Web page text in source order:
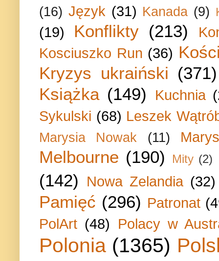
(16) Język (31) Kanada (9)
(19) Konflikty (213)
Kosciuszko Run (36)
Kryzys ukraiński (371)
Książka (149) Kuchnia
Sykulski (68) Leszek
Marysia Nowak (11)
Melbourne (190) Mity (2)
(142) Nowa Zelandia (32)
Pamięć (296) Patronat
PolArt (48) Polacy w
Polonia (1365)